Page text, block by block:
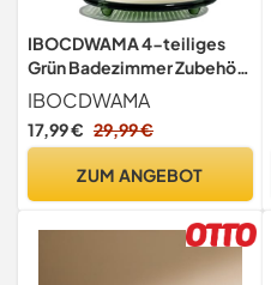
IBOCDWAMA 4-teiliges
Grün Badezimmer Zubehör
Set, Badaccessoires
Organizer
IBOCDWAMA
17,99 € 29,99 €
ZUM ANGEBOT